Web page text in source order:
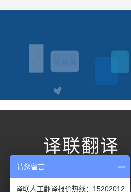
译联翻译
请您留言
译联人工翻译报价热线：15202012